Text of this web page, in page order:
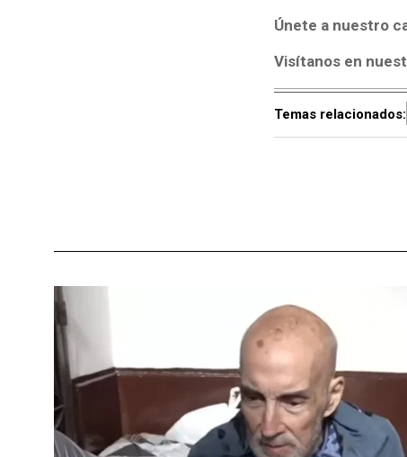
Únete a nuestro
Visítanos en
Temas relacionados: